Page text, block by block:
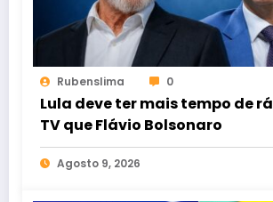
Rubenslima 0
Lula deve ter mais tempo de
TV que Flávio Bolsonaro
Agosto 9, 2026